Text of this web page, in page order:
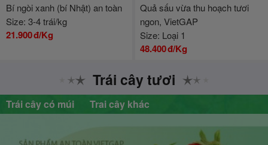
Bí ngòi xanh (bí Nhật) an toàn
Size: 3-4 trái/kg
21.900đ/Kg
Quả sấu vừa thu hoạch tươi
ngon, VietGAP
Size: Loại 1
48.400đ/Kg
Trái cây tươi
Trái cây có múi Trai cây khác